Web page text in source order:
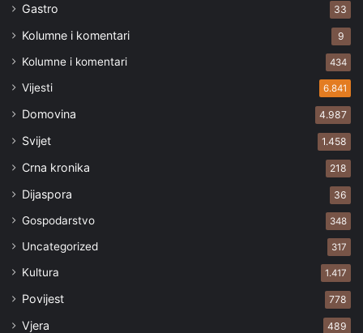
Gastro 33
Kolumne i komentari 9
Kolumne i komentari 434
Vijesti 6.841
Domovina 4.987
Svijet 1.458
Crna kronika 218
Dijaspora 36
Gospodarstvo 348
Uncategorized 317
Kultura 1.417
Povijest 778
Vjera 489